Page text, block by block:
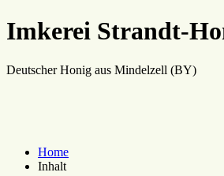
Imkerei Strandt-
Deutscher Honig aus Mindelzell (BY)
Home
Inhalt